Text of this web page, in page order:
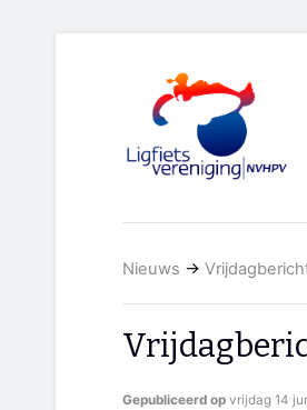
Nieuws →
Gepubliceerd op vrijdag 14